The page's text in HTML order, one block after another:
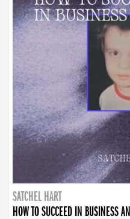
SATCHEL HART
HOW TO SUCCEED IN BUSINESS